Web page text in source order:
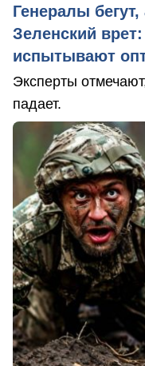
Генералы
Зеленский
испытывают
Эксперты
падает.